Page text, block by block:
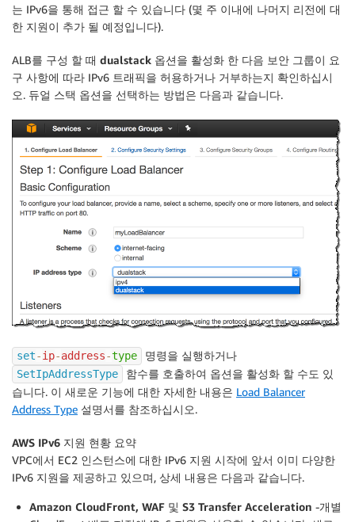
는 IPv6을 통해 접근 할 수 있습니다 (몇 주 이내에 나머지 리전에 대
한 지원이 추가 될 예정입니다).
ALB를 구성 할 때 dualstack 옵션을 활성화 한 다음 보안 그룹이 요
구 사항에 따라 IPv6 트래픽을 허용하거나 거부하는지 확인하십시
오. 듀얼 스택 옵션을 선택하는 방법은 다음과 같습니다.
set-ip-address-type 명령을 실행하거나
SetIpAddressType
함수를 호출하여 옵션을 활성화 할 수도 있
습니다. 이 새로운 기능에 대한 자세한 내용은 Load Balancer
Address Type 설명서를 참조하십시오.
AWS IPv6 지원 현황 요약
VPC에서 EC2 인스턴스에 대한 IPv6 지원 시작에 앞서 이미 다양한
IPv6 지원을 제공하고 있으며, 상세 내용은 다음과 같습니다.
Amazon CloudFront, WAF 및 S3 Transfer Acceleration -개별